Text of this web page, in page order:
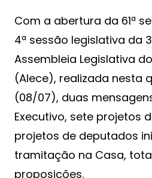
Com a abertura da 61ª
4ª sessão legislativa da
Assembleia Legislativa
(Alece), realizada nesta
(08/07), duas
Executivo, sete projetos
projetos de deputados
tramitação na Casa,
proposições.